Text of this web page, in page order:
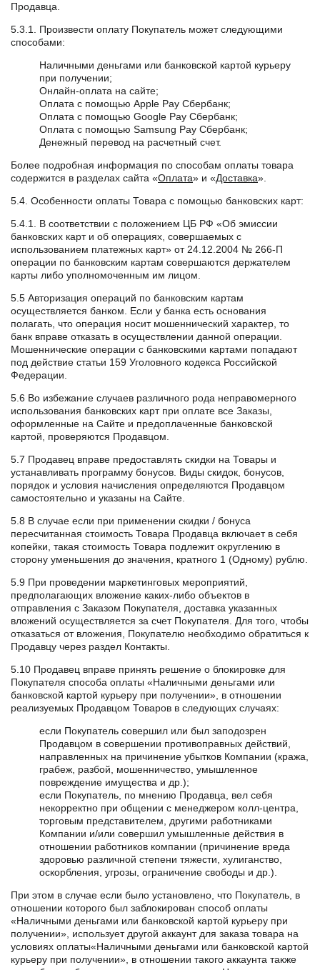
Продавца.
5.3.1. Произвести оплату Покупатель может следующими
способами:
Наличными деньгами или банковской картой курьеру
при получении;
Онлайн-оплата на сайте;
Оплата с помощью Apple Pay Сбербанк;
Оплата с помощью Google Pay Сбербанк;
Оплата с помощью Samsung Pay Сбербанк;
Денежный перевод на расчетный счет.
Более подробная информация по способам оплаты товара
содержится в разделах сайта «Оплата» и «Доставка».
5.4. Особенности оплаты Товара с помощью банковских карт:
5.4.1. В соответствии с положением ЦБ РФ «Об эмиссии
банковских карт и об операциях, совершаемых с
использованием платежных карт» от 24.12.2004 № 266-П
операции по банковским картам совершаются держателем
карты либо уполномоченным им лицом.
5.5 Авторизация операций по банковским картам
осуществляется банком. Если у банка есть основания
полагать, что операция носит мошеннический характер, то
банк вправе отказать в осуществлении данной операции.
Мошеннические операции с банковскими картами попадают
под действие статьи 159 Уголовного кодекса Российской
Федерации.
5.6 Во избежание случаев различного рода неправомерного
использования банковских карт при оплате все Заказы,
оформленные на Сайте и предоплаченные банковской
картой, проверяются Продавцом.
5.7 Продавец вправе предоставлять скидки на Товары и
устанавливать программу бонусов. Виды скидок, бонусов,
порядок и условия начисления определяются Продавцом
самостоятельно и указаны на Сайте.
5.8 В случае если при применении скидки / бонуса
пересчитанная стоимость Товара Продавца включает в себя
копейки, такая стоимость Товара подлежит округлению в
сторону уменьшения до значения, кратного 1 (Одному) рублю.
5.9 При проведении маркетинговых мероприятий,
предполагающих вложение каких-либо объектов в
отправления с Заказом Покупателя, доставка указанных
вложений осуществляется за счет Покупателя. Для того, чтобы
отказаться от вложения, Покупателю необходимо обратиться к
Продавцу через раздел Контакты.
5.10 Продавец вправе принять решение о блокировке для
Покупателя способа оплаты «Наличными деньгами или
банковской картой курьеру при получении», в отношении
реализуемых Продавцом Товаров в следующих случаях:
если Покупатель совершил или был заподозрен
Продавцом в совершении противоправных действий,
направленных на причинение убытков Компании (кража,
грабеж, разбой, мошенничество, умышленное
повреждение имущества и др.);
если Покупатель, по мнению Продавца, вел себя
некорректно при общении с менеджером колл-центра,
торговым представителем, другими работниками
Компании и/или совершил умышленные действия в
отношении работников компании (причинение вреда
здоровью различной степени тяжести, хулиганство,
оскорбления, угрозы, ограничение свободы и др.).
При этом в случае если было установлено, что Покупатель, в
отношении которого был заблокирован способ оплаты
«Наличными деньгами или банковской картой курьеру при
получении», использует другой аккаунт для заказа товара на
условиях оплаты«Наличными деньгами или банковской картой
курьеру при получении», в отношении такого аккаунта также